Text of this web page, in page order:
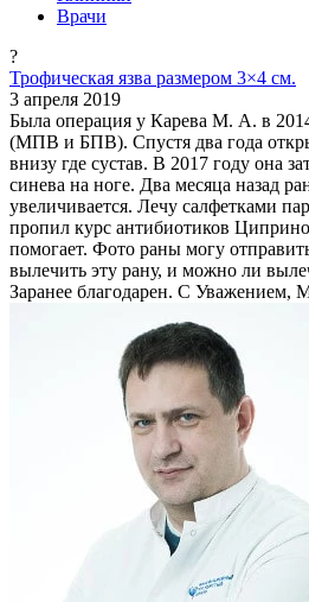
Врачи
?
Трофическая язва размером 3×4 см.
3 апреля 2019
Была операция у Карева М. А. в
(МПВ и БПВ). Спустя два года
внизу где сустав. В 2017 году она
синева на ноге. Два месяца назад
увеличивается. Лечу салфетками
пропил курс антибиотиков
помогает. Фото раны могу
вылечить эту рану, и можно ли
Заранее благодарен. С Уважением,